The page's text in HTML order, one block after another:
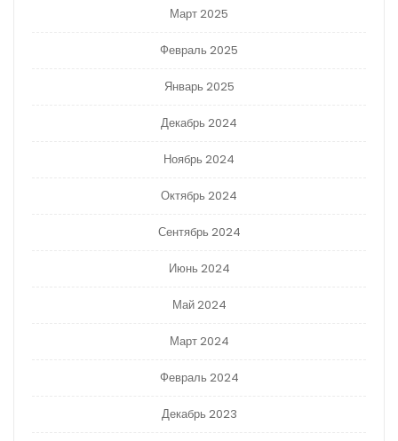
Март 2025
Февраль 2025
Январь 2025
Декабрь 2024
Ноябрь 2024
Октябрь 2024
Сентябрь 2024
Июнь 2024
Май 2024
Март 2024
Февраль 2024
Декабрь 2023